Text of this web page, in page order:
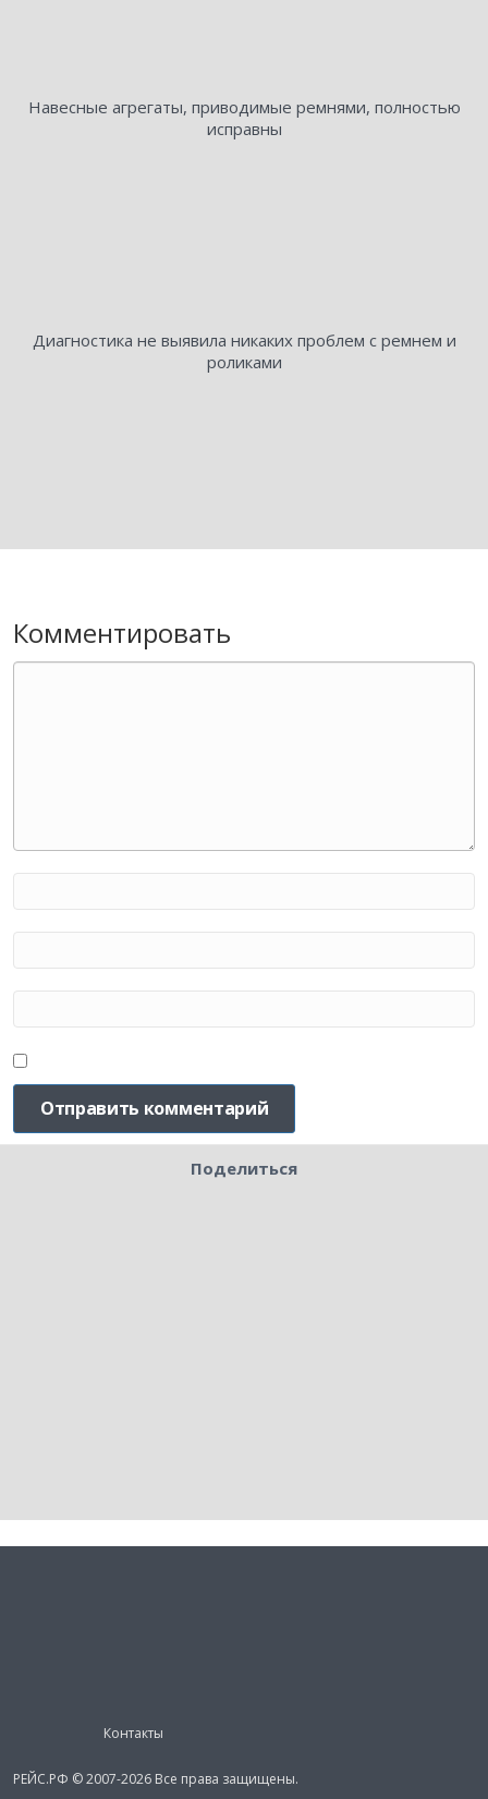
Навесные агрегаты, приводимые ремнями, полностью
исправны
Диагностика не выявила никаких проблем с ремнем и
роликами
Комментировать
Поделиться
Контакты
РЕЙС.РФ © 2007-2026 Все права защищены.